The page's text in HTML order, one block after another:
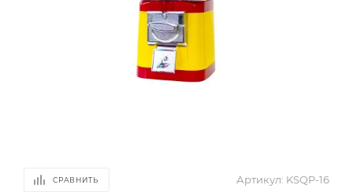
СРАВНИТЬ Артикул: KSQP-16